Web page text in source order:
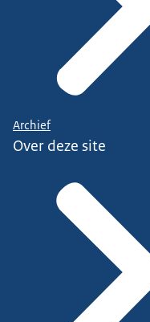
Archief
Over deze site